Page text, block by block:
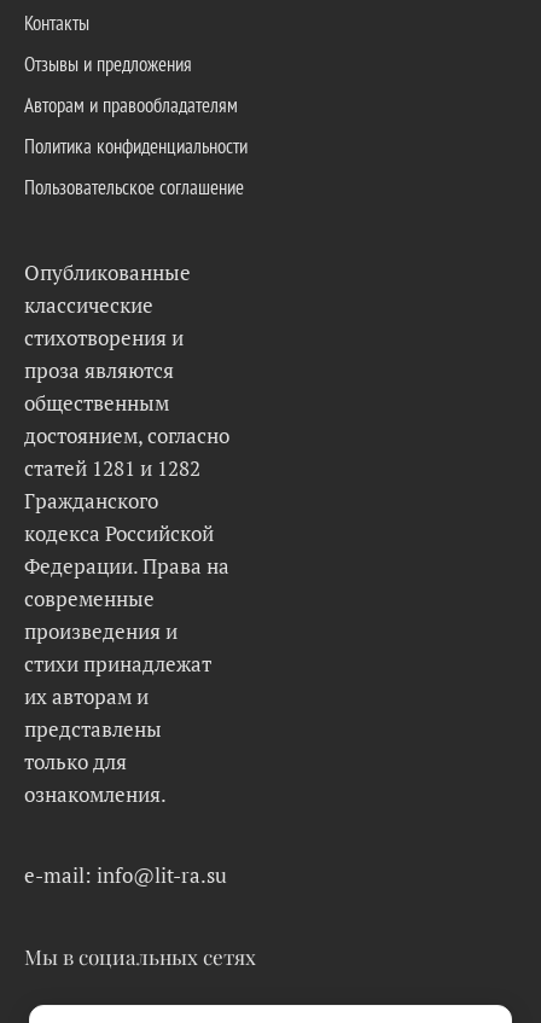
Контакты
Отзывы и предложения
Авторам и правообладателям
Политика конфиденциальности
Пользовательское соглашение
Опубликованные
классические
стихотворения и
проза являются
общественным
достоянием, согласно
статей 1281 и 1282
Гражданского
кодекса Российской
Федерации. Права на
современные
произведения и
стихи принадлежат
их авторам и
представлены
только для
ознакомления.
e-mail: info@lit-ra.su
Мы в социальных сетях